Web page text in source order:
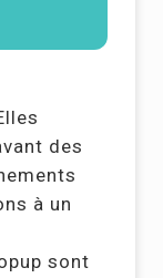
des
à un
sont